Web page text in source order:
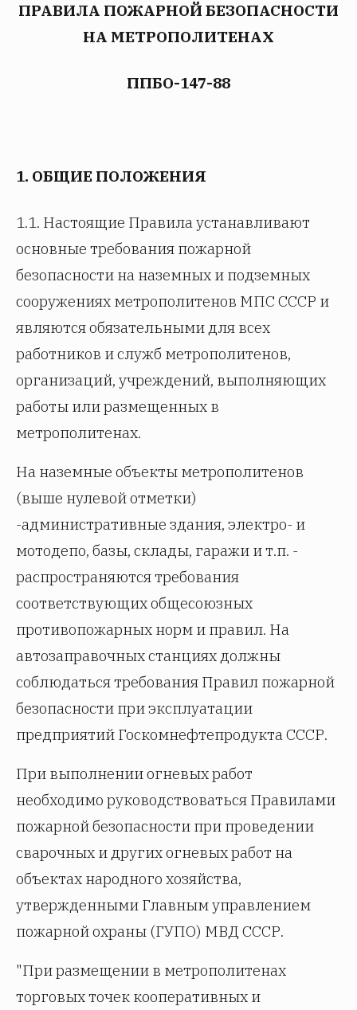
ПРАВИЛА ПОЖАРНОЙ БЕЗОПАСНОСТИ
НА МЕТРОПОЛИТЕНАХ
ППБО-147-88
1. ОБЩИЕ ПОЛОЖЕНИЯ
1.1. Настоящие Правила устанавливают
основные требования пожарной
безопасности на наземных и подземных
сооружениях метрополитенов МПС СССР и
являются обязательными для всех
работников и служб метрополитенов,
организаций, учреждений, выполняющих
работы или размещенных в
метрополитенах.
На наземные объекты метрополитенов
(выше нулевой отметки)
-административные здания, электро- и
мотодепо, базы, склады, гаражи и т.п. -
распространяются требования
соответствующих общесоюзных
противопожарных норм и правил. На
автозаправочных станциях должны
соблюдаться требования Правил пожарной
безопасности при эксплуатации
предприятий Госкомнефтепродукта СССР.
При выполнении огневых работ
необходимо руководствоваться Правилами
пожарной безопасности при проведении
сварочных и других огневых работ на
объектах народного хозяйства,
утвержденными Главным управлением
пожарной охраны (ГУПО) МВД СССР.
"При размещении в метрополитенах
торговых точек кооперативных и